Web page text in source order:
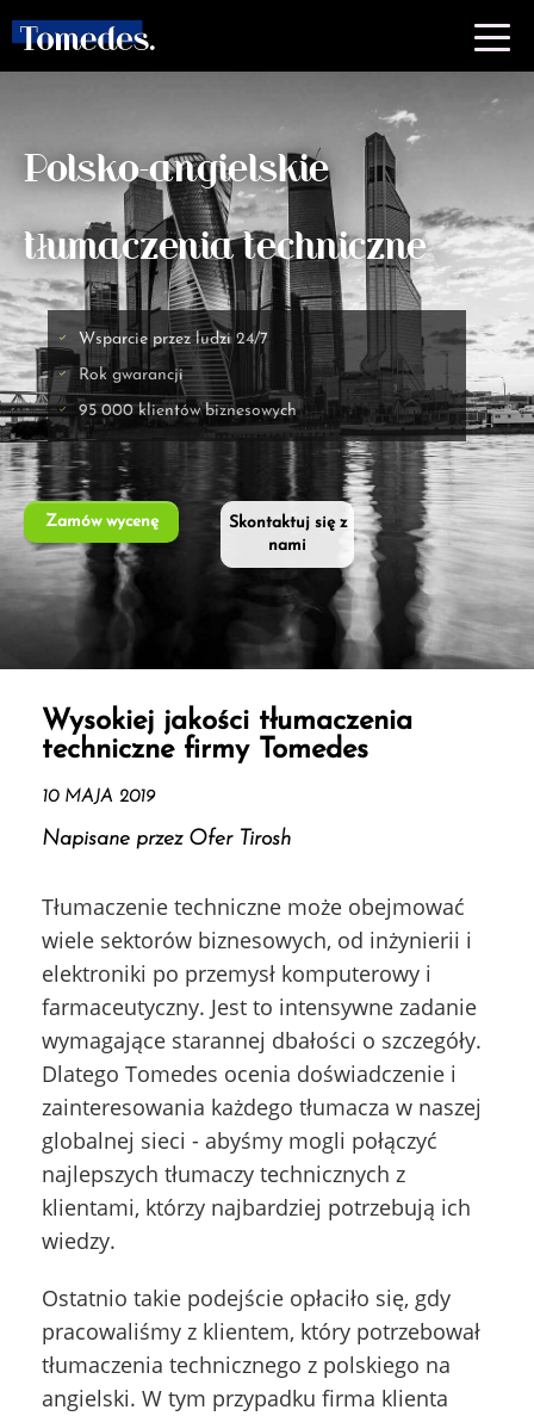
Polsko-angielskie
tłumaczenia techniczne
Wsparcie przez ludzi 24/7
Rok gwarancji
95 000 klientów biznesowych
Zamów wycenę
Skontaktuj się z
nami
Wysokiej jakości tłumaczenia
techniczne firmy Tomedes
10 MAJA 2019
Napisane przez Ofer Tirosh
Tłumaczenie techniczne może obejmować
wiele sektorów biznesowych, od inżynierii i
elektroniki po przemysł komputerowy i
farmaceutyczny. Jest to intensywne zadanie
wymagające starannej dbałości o szczegóły.
Dlatego Tomedes ocenia doświadczenie i
zainteresowania każdego tłumacza w naszej
globalnej sieci - abyśmy mogli połączyć
najlepszych tłumaczy technicznych z
klientami, którzy najbardziej potrzebują ich
wiedzy.
Ostatnio takie podejście opłaciło się, gdy
pracowaliśmy z klientem, który potrzebował
tłumaczenia technicznego z polskiego na
angielski. W tym przypadku firma klienta